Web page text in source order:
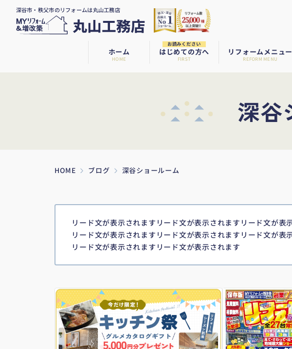
深谷市・秩父市のリフォームは丸山工務店
ホーム
HOME
お読みください
はじめての方へ
FIRST
リフォームメニュー
REFORM MENU
深谷
HOME ブログ 深谷ショールーム
リード文が表示されますリード文が表示されますリード文が
リード文が表示されますリード文が表示されますリード文が
リード文が表示されますリード文が表示されます